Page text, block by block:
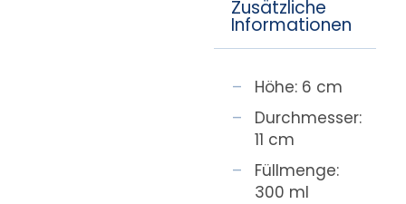
Zusätzliche
Informationen
Höhe: 6 cm
Durchmesser:
11 cm
Füllmenge:
300 ml